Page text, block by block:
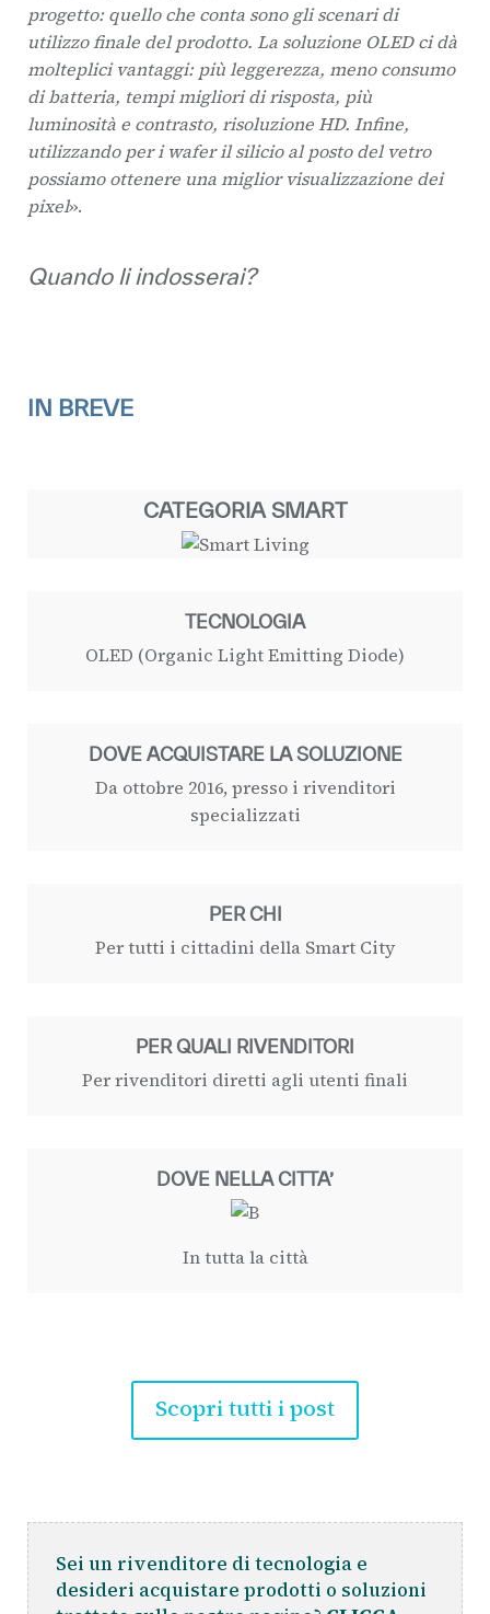
progetto: quello che conta sono gli scenari di
utilizzo finale del prodotto. La soluzione OLED ci dà
molteplici vantaggi: più leggerezza, meno consumo
di batteria, tempi migliori di risposta, più
luminosità e contrasto, risoluzione HD. Infine,
utilizzando per i wafer il silicio al posto del vetro
possiamo ottenere una miglior visualizzazione dei
pixel».
Quando li indosserai?
IN BREVE
CATEGORIA SMART
TECNOLOGIA
OLED (Organic Light Emitting Diode)
DOVE ACQUISTARE LA SOLUZIONE
Da ottobre 2016, presso i rivenditori
specializzati
PER CHI
Per tutti i cittadini della Smart City
PER QUALI RIVENDITORI
Per rivenditori diretti agli utenti finali
DOVE NELLA CITTA’
In tutta la città
Scopri tutti i post
Sei un rivenditore di tecnologia e
desideri acquistare prodotti o soluzioni